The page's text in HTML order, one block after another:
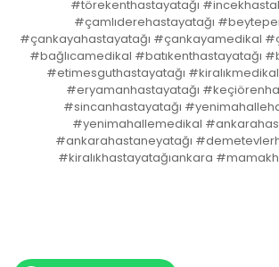
#törekenthastayatağı
#çamlıderehastayatağı
#çankayahastayatağı #çankayamedikal
#bağlıcamedikal #batıkenthastayatağı
#etimesguthastayatağı
#eryamanhastayatağı
#sincanhastayatağı
#yenimahallemedikal
#ankarahastaneyatağı
#kiralıkhastayatağıankara